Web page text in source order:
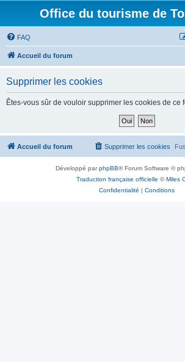
Office du tourisme de
FAQ
Accueil du forum
Supprimer les cookies
Êtes-vous sûr de vouloir supprimer les cookies de ce
Accueil du forum Supprimer les cookies
Développé parphpBB® Forum Software ©
Traduction française officielle ©Miles
Confidentialité | Conditions